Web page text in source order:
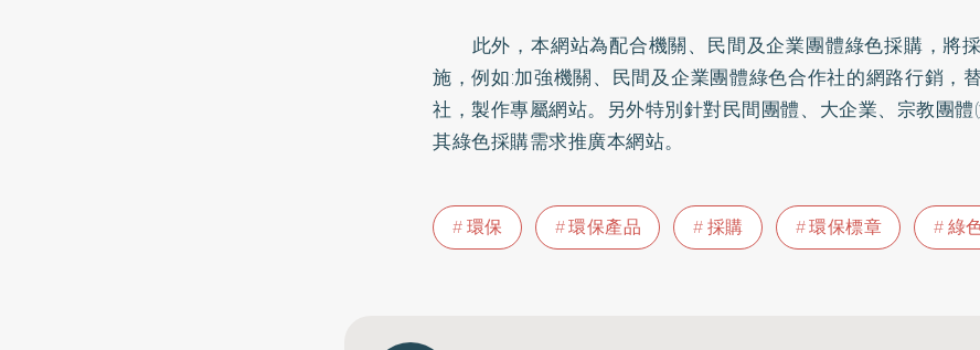
此外，本網站為配合機關、民間及企業團體綠色採購，將
施，例如:加強機關、民間及企業團體綠色合作社的網路行銷，
社，製作專屬網站。另外特別針對民間團體、大企業、宗教團體
其綠色採購需求推廣本網站。
環保 環保產品 採購 環保標章 綠